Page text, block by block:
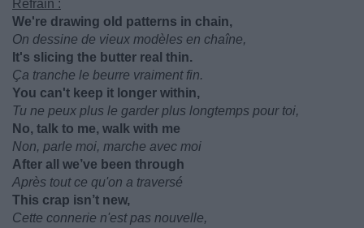
Refrain :
We're drawing old patterns in chain,
On dessine de vieux modèles en chaîne,
It's slicing the butter real thin.
Ça tranche le beurre vraiment fin.
You can't keep it longer within,
Tu ne peux plus le garder plus longtemps pour toi,
No, talk to me, walk with me
Non, parle moi, marche avec moi
After all we’ve been through
Après tout ce qu'on a traversé
This crap isn’t new,
Cette connerie n'est pas nouvelle,